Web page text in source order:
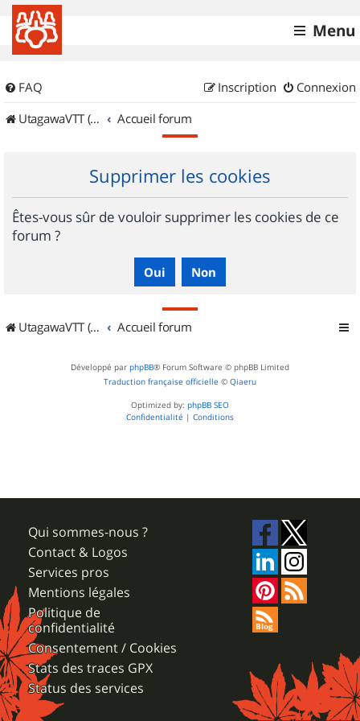
Menu
FAQ Connexion
Inscription
UtagawaVTT (Randos VTT et VTTAE avec traces GPS)
Accueil forum
Supprimer les cookies
Êtes-vous sûr de vouloir supprimer les cookies de ce
forum ?
UtagawaVTT (Randos VTT et VTTAE avec traces GPS) Accueil forum
Développé par phpBB® Forum Software © phpBB Limited
Traduction française officielle © Qiaeru
Optimized by: phpBB SEO
Confidentialité | Conditions
Qui sommes-nous ?
Contact & Logos
Services pros
Mentions légales
Politique de
confidentialité
Consentement / Cookies
Stats des traces GPX
Status des services